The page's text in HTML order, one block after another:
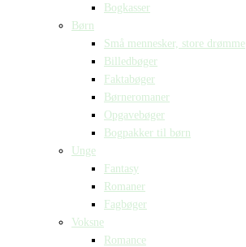
Bogkasser
Børn
Små mennesker, store drømme
Billedbøger
Faktabøger
Børneromaner
Opgavebøger
Bogpakker til børn
Unge
Fantasy
Romaner
Fagbøger
Voksne
Romance